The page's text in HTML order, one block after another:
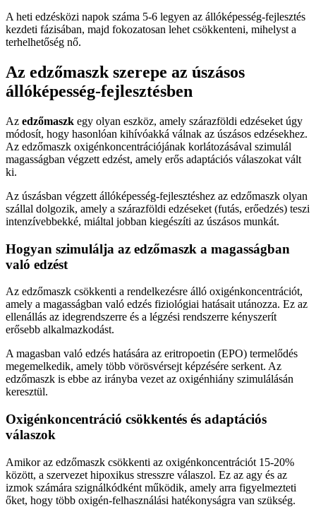
A heti edzésközi napok száma 5-6 legyen az állóképesség-fejlesztés
kezdeti fázisában, majd fokozatosan lehet csökkenteni, mihelyst a
terhelhetőség nő.
Az edzőmaszk szerepe az úszásos
állóképesség-fejlesztésben
Az edzőmaszk egy olyan eszköz, amely szárazföldi edzéseket úgy
módosít, hogy hasonlóan kihívóakká válnak az úszásos edzésekhez.
Az edzőmaszk oxigénkoncentrációjának korlátozásával szimulál
magasságban végzett edzést, amely erős adaptációs válaszokat vált
ki.
Az úszásban végzett állóképesség-fejlesztéshez az edzőmaszk olyan
szállal dolgozik, amely a szárazföldi edzéseket (futás, erőedzés) teszi
intenzívebbekké, miáltal jobban kiegészíti az úszásos munkát.
Hogyan szimulálja az edzőmaszk a magasságban
való edzést
Az edzőmaszk csökkenti a rendelkezésre álló oxigénkoncentrációt,
amely a magasságban való edzés fiziológiai hatásait utánozza. Ez az
ellenállás az idegrendszerre és a légzési rendszerre kényszerít
erősebb alkalmazkodást.
A magasban való edzés hatására az eritropoetin (EPO) termelődés
megemelkedik, amely több vörösvérsejt képzésére serkent. Az
edzőmaszk is ebbe az irányba vezet az oxigénhiány szimulálásán
keresztül.
Oxigénkoncentráció csökkentés és adaptációs
válaszok
Amikor az edzőmaszk csökkenti az oxigénkoncentrációt 15-20%
között, a szervezet hipoxikus stresszre válaszol. Ez az agy és az
izmok számára szignálkódként működik, amely arra figyelmezteti
őket, hogy több oxigén-felhasználási hatékonyságra van szükség.